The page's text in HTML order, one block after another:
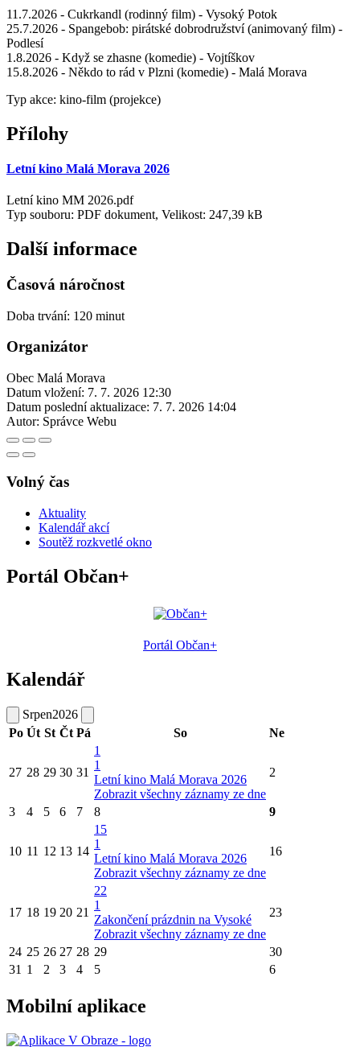
11.7.2026 - Cukrkandl (rodinný film) - Vysoký Potok
25.7.2026 - Spangebob: pirátské dobrodružství (animovaný film) -
Podlesí
1.8.2026 - Když se zhasne (komedie) - Vojtíškov
15.8.2026 - Někdo to rád v Plzni (komedie) - Malá Morava
Typ akce: kino-film (projekce)
Přílohy
Letní kino Malá Morava 2026
Letní kino MM 2026.pdf
Typ souboru: PDF dokument, Velikost: 247,39 kB
Další informace
Časová náročnost
Doba trvání: 120 minut
Organizátor
Obec Malá Morava
Datum vložení: 7. 7. 2026 12:30
Datum poslední aktualizace: 7. 7. 2026 14:04
Autor: Správce Webu
Volný čas
Aktuality
Kalendář akcí
Soutěž rozkvetlé okno
Portál Občan+
Portál Občan+
Kalendář
Srpen2026
Po Út St Čt Pá So Ne
27 28 29 30 31
1
1
Letní kino Malá Morava 2026
Zobrazit všechny záznamy ze dne
2
3 4 5 6 7 8 9
10 11 12 13 14
15
1
Letní kino Malá Morava 2026
Zobrazit všechny záznamy ze dne
16
17 18 19 20 21
22
1
Zakončení prázdnin na Vysoké
Zobrazit všechny záznamy ze dne
23
24 25 26 27 28 29
30
31 1 2 3 4 5 6
Mobilní aplikace